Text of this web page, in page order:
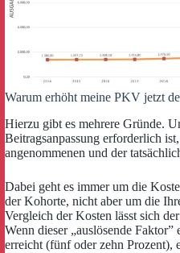
Warum erhöht meine PKV jetzt
Hierzu gibt es mehrere Gründe.
Beitragsanpassung erforderlich
angenommenen und der
Dabei geht es immer um die
der Kohorte, nicht aber um die
Vergleich der Kosten lässt sich
Wenn dieser „auslösende
erreicht (fünf oder zehn Prozent),